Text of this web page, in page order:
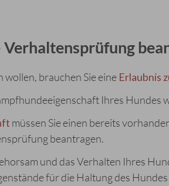
brauchen Sie eine Erlaubnis
Ihres Hundes
müssen Sie einen bereits
beantragen.
und das Verhalten Ihres
für die Haltung des Hundes